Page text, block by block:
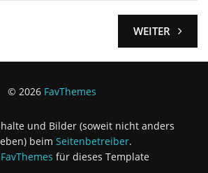
WEITER
© 2026 FavThemes
und Bilder (soweit nicht anders
beim Seitenbetreiber.
FavThemes für dieses Template